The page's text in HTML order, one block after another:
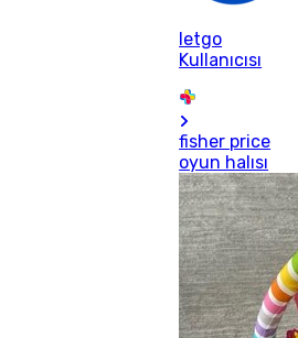
letgo
Kullanıcısı
fisher price
oyun halısı